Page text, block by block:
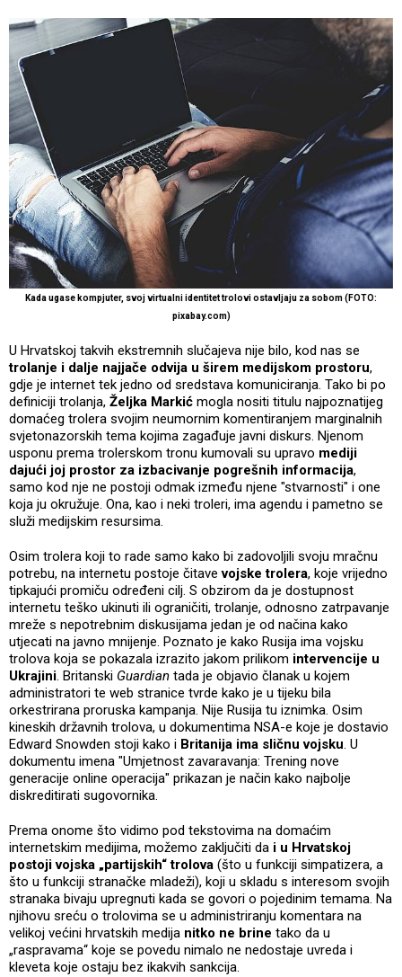
Kada ugase kompjuter, svoj virtualni identitet trolovi ostavljaju za sobom (FOTO:
pixabay.com)
U Hrvatskoj takvih ekstremnih slučajeva nije bilo, kod nas se
trolanje i dalje najjače odvija u širem medijskom prostoru,
gdje je internet tek jedno od sredstava komuniciranja. Tako bi po
definiciji trolanja, Željka Markić mogla nositi titulu najpoznatijeg
domaćeg trolera svojim neumornim komentiranjem marginalnih
svjetonazorskih tema kojima zagađuje javni diskurs. Njenom
usponu prema trolerskom tronu kumovali su upravo mediji
dajući joj prostor za izbacivanje pogrešnih informacija,
samo kod nje ne postoji odmak između njene "stvarnosti" i one
koja ju okružuje. Ona, kao i neki troleri, ima agendu i pametno se
služi medijskim resursima.
Osim trolera koji to rade samo kako bi zadovoljili svoju mračnu
potrebu, na internetu postoje čitavevojske trolera, koje vrijedno
tipkajući promiču određeni cilj. S obzirom da je dostupnost
internetu teško ukinuti ili ograničiti, trolanje, odnosno zatrpavanje
mreže s nepotrebnim diskusijama jedan je od načina kako
utjecati na javno mnijenje. Poznato je kako Rusija ima vojsku
trolova koja se pokazala izrazito jakom prilikom intervencije u
Ukrajini. Britanski Guardian tada je objavio članak u kojem
administratori te web stranice tvrde kako je u tijeku bila
orkestrirana proruska kampanja. Nije Rusija tu iznimka. Osim
kineskih državnih trolova, u dokumentima NSA-e koje je dostavio
Edward Snowden stoji kako i Britanija ima sličnu vojsku. U
dokumentu imena "Umjetnost zavaravanja: Trening nove
generacije online operacija" prikazan je način kako najbolje
diskreditirati sugovornika.
Prema onome što vidimo pod tekstovima na domaćim
internetskim medijima, možemo zaključiti da i u Hrvatskoj
postoji vojska „partijskih“ trolova (što u funkciji simpatizera, a
što u funkciji stranačke mladeži), koji u skladu s interesom svojih
stranaka bivaju upregnuti kada se govori o pojedinim temama. Na
njihovu sreću o trolovima se u administriranju komentara na
velikoj većini hrvatskih medija nitko ne brine tako da u
„raspravama“ koje se povedu nimalo ne nedostaje uvreda i
kleveta koje ostaju bez ikakvih sankcija.